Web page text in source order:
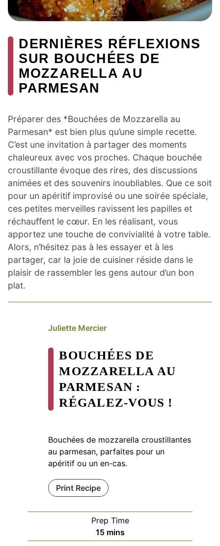
DERNIÈRES RÉFLEXIONS
SUR BOUCHÉES DE
MOZZARELLA AU
PARMESAN
Préparer des *Bouchées de Mozzarella au
Parmesan* est bien plus qu’une simple recette.
C’est une invitation à partager des moments
chaleureux avec vos proches. Chaque bouchée
croustillante évoque des rires, des discussions
animées et des souvenirs inoubliables. Que ce soit
pour un apéritif improvisé ou une soirée spéciale,
ces petites merveilles ravissent les papilles et
réchauffent le cœur. En les réalisant, vous
apportez une touche de convivialité à votre table.
Alors, n’hésitez pas à les essayer et à les
partager, car la joie de cuisiner réside dans le
plaisir de rassembler les gens autour d’un bon
plat.
Juliette Mercier
BOUCHÉES DE
MOZZARELLA AU
PARMESAN :
RÉGALEZ-VOUS !
Bouchées de mozzarella croustillantes
au parmesan, parfaites pour un
apéritif ou un en-cas.
Print Recipe
Prep Time
15minutes
mins